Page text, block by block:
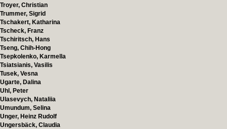
Troyer, Christian
Trummer, Sigrid
Tschakert, Katharina
Tscheck, Franz
Tschiritsch, Hans
Tseng, Chih-Hong
Tsepkolenko, Karmella
Tsiatsianis, Vasilis
Tusek, Vesna
Ugarte, Dalina
Uhl, Peter
Ulasevych, Nataliia
Umundum, Selina
Unger, Heinz Rudolf
Ungersbäck, Claudia